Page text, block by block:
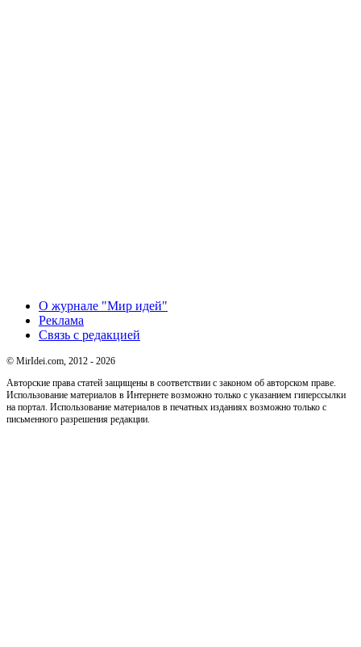
О журнале "Мир идей"
Реклама
Связь с редакцией
© MirIdei.com, 2012 - 2026
Авторские права статей защищены в соответствии с законом об авторском праве.
Использование материалов в Интернете возможно только с указанием гиперссылки
на портал. Использование материалов в печатных изданиях возможно только с
письменного разрешения редакции.